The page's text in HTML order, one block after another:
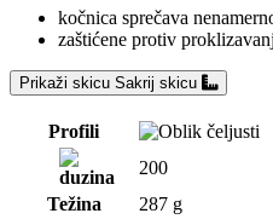
kočnica sprečava
zaštićene protiv
Prikaži skicu Sakrij skicu
Profili
200
Težina
287 g